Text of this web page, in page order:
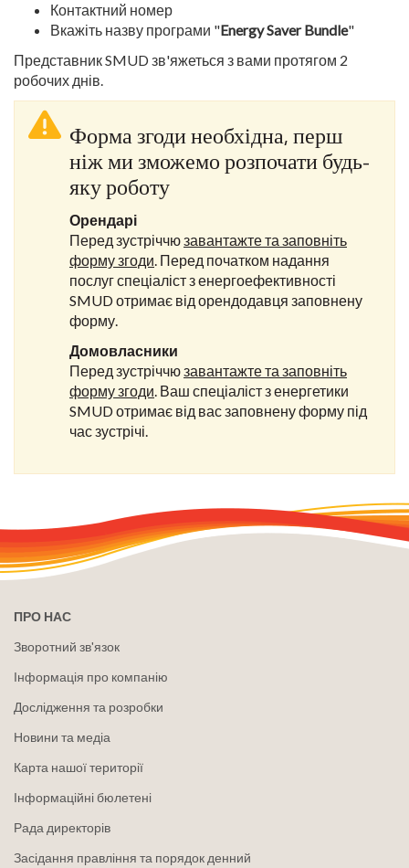
Контактний номер
Вкажіть назву програми "Energy Saver Bundle"
Представник SMUD зв'яжеться з вами протягом 2
робочих днів.
Форма згоди необхідна, перш
ніж ми зможемо розпочати будь-
яку роботу
Орендарі
Перед зустріччюзавантажте та заповніть
форму згоди. Перед початком надання
послуг спеціаліст з енергоефективності
SMUD отримає від орендодавця заповнену
форму.
Домовласники
Перед зустріччюзавантажте та заповніть
форму згоди. Ваш спеціаліст з енергетики
SMUD отримає від вас заповнену форму під
час зустрічі.
ПРО НАС
Зворотний зв'язок
Інформація про компанію
Дослідження та розробки
Новини та медіа
Карта нашої території
Інформаційні бюлетені
Рада директорів
Засідання правління та порядок денний